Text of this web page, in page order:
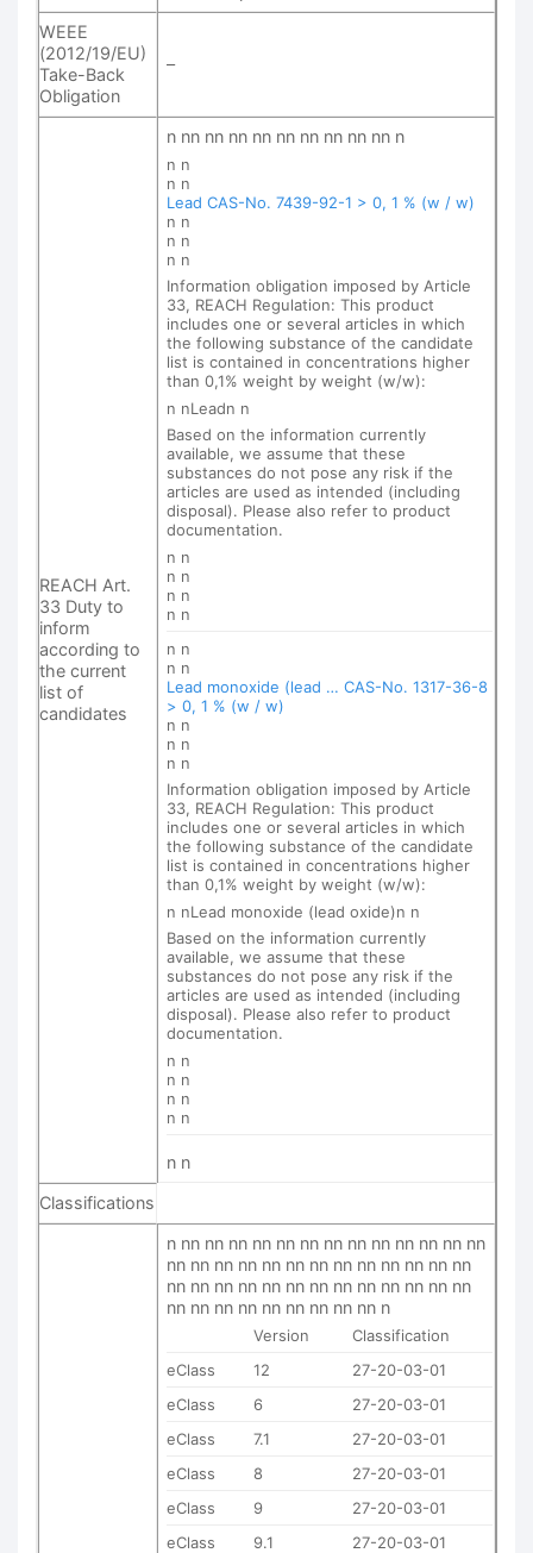
WEEE
(2012/19/EU)
Take-Back
Obligation
–
REACH Art.
33 Duty to
inform
according to
the current
list of
candidates
n nn nn nn nn nn nn nn nn nn n
n n
n n
Lead CAS-No. 7439-92-1 > 0, 1 % (w / w)
n n
n n
n n
Information obligation imposed by Article
33, REACH Regulation: This product
includes one or several articles in which
the following substance of the candidate
list is contained in concentrations higher
than 0,1% weight by weight (w/w):
n nLeadn n
Based on the information currently
available, we assume that these
substances do not pose any risk if the
articles are used as intended (including
disposal). Please also refer to product
documentation.
n n
n n
n n
n n
n n
n n
Lead monoxide (lead … CAS-No. 1317-36-8
> 0, 1 % (w / w)
n n
n n
n n
Information obligation imposed by Article
33, REACH Regulation: This product
includes one or several articles in which
the following substance of the candidate
list is contained in concentrations higher
than 0,1% weight by weight (w/w):
n nLead monoxide (lead oxide)n n
Based on the information currently
available, we assume that these
substances do not pose any risk if the
articles are used as intended (including
disposal). Please also refer to product
documentation.
n n
n n
n n
n n
n n
Classifications
n nn nn nn nn nn nn nn nn nn nn nn nn nn
nn nn nn nn nn nn nn nn nn nn nn nn nn
nn nn nn nn nn nn nn nn nn nn nn nn nn
nn nn nn nn nn nn nn nn nn n
Version
Classification
eClass
12
27-20-03-01
eClass
6
27-20-03-01
eClass
7.1
27-20-03-01
eClass
8
27-20-03-01
eClass
9
27-20-03-01
eClass
9.1
27-20-03-01